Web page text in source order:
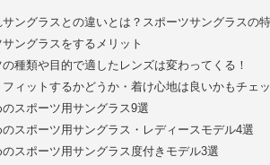
サングラスとの違いとは？スポーツサングラスの
ングラスをするメリット
種類や目的で適したレンズは変わってくる！
フィットするかどうか・着け心地は良いかもチェッ
のスポーツ用サングラス9選
のスポーツ用サングラス・レディースモデル4選
のスポーツ用サングラス度付きモデル3選